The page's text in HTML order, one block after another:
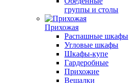
группы и столы
Прихожая
Распашные шкафы
Угловые шкафы
Шкафы-купе
Гардеробные
Прихожие
Вешалки